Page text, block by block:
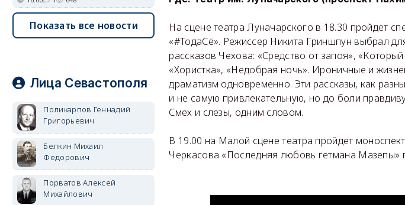
На сцене театра Луначарского в 18.30 пройдет
«#ТодаСё». Режиссер Никита Гриншпун выбрал
рассказов Чехова: «Средство от запоя»,
«Хористка», «Недобрая ночь». Ироничные и
драматизм одновременно. Эти рассказы, как
и не самую привлекательную, но до боли
Смех и слезы, одним словом.
В 19.00 на Малой сцене театра пройдет
Черкасова «Последняя любовь гетмана
Показать все новости
Лица Севастополя
Поликарпов Геннадий
Григорьевич
Белкин Михаил
Федорович
Порватов Алексей
Михайлович